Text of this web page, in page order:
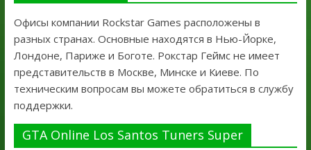
Офисы компании Rockstar Games расположены в
разных странах. Основные находятся в Нью-Йорке,
Лондоне, Париже и Боготе. Рокстар Геймс не имеет
представительств в Москве, Минске и Киеве. По
техническим вопросам вы можете обратиться в службу
поддержки.
GTA Online Los Santos Tuners Super